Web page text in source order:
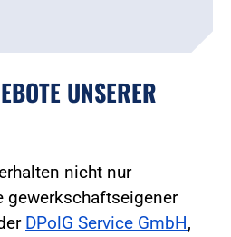
UNSERER
nicht nur
gewerkschaftseigener
DPolG Service GmbH,